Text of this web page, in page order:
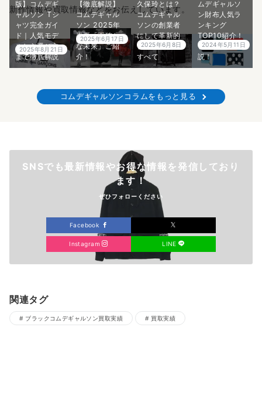
新作情報や買取情報などをお伝えしています。
版】コムデギ
ャルソン Tシ
ャツ完全ガイ
ド｜人気モデ
ルから選び方
まで徹底解説
2025年8月21日
【徹底解説】
コムデギャル
ソン 2025年
春夏「不確か
な未来」ご紹
介！
2025年6月17日
久保玲とは？
コムデギャル
ソンの創業者
にして革新的
デザイナーの
すべて
2025年6月8日
ムデギャルソ
ン財布人気ラ
ンキング
TOP10紹介！
プロが5分で解
説！
2024年5月11日
コムデギャルソンコラムをもっと見る
SNSでも最新情報やお得な情報を発信しており
ます！
ぜひフォローください
Facebook
Instagram LINE
関連タグ
ブラックコムデギャルソン買取実績 買取実績